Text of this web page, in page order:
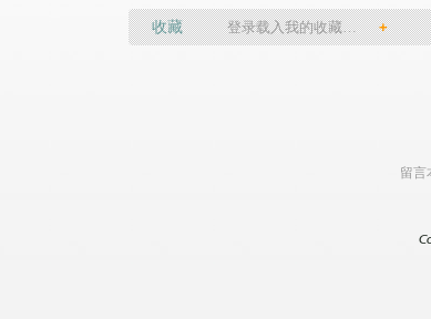
收藏 登录载入我的收藏… +
留言